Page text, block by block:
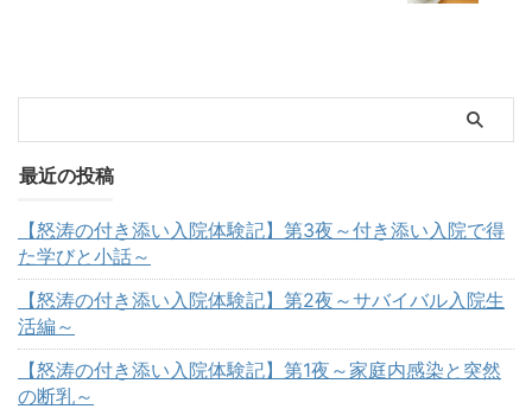
最近の投稿
【怒涛の付き添い入院体験記】第3夜～付き添い入院で得
た学びと小話～
【怒涛の付き添い入院体験記】第2夜～サバイバル入院生
活編～
【怒涛の付き添い入院体験記】第1夜～家庭内感染と突然
の断乳～